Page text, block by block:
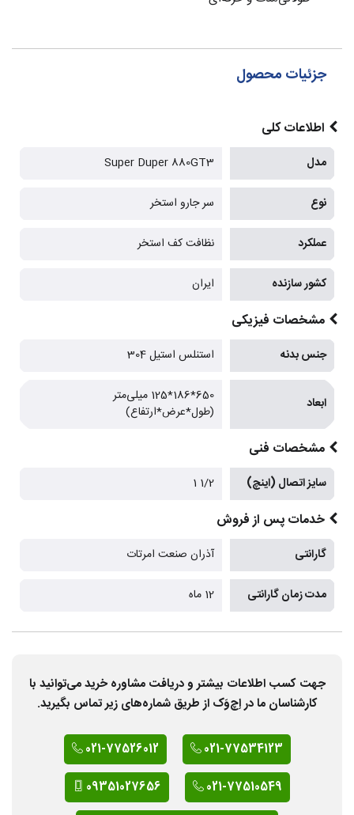
جزئیات محصول
اطلاعات کلی
مدل Super Duper 880GT3
نوع سر جارو استخر
عملکرد نظافت کف استخر
کشور سازنده ایران
مشخصات فیزیکی
جنس بدنه استنلس استیل 304
ابعاد
650*186*125 میلی‌متر
(طول*عرض*ارتفاع)
مشخصات فنی
سایز اتصال (اینچ) 1/2 1
خدمات پس از فروش
گارانتی آذران صنعت امرتات
مدت زمان گارانتی 12 ماه
جهت کسب اطلاعات بیشتر و دریافت مشاوره خرید می‌توانید با
کارشناسان ما در اِچ‌وَک از طریق شماره‌های زیر تماس بگیرید.
021-77534123
021-77526012
021-77510549
09351027656